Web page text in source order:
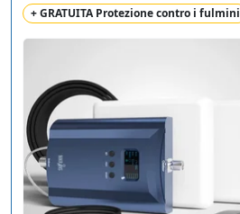
+ GRATUITA Protezione contro i fulmini